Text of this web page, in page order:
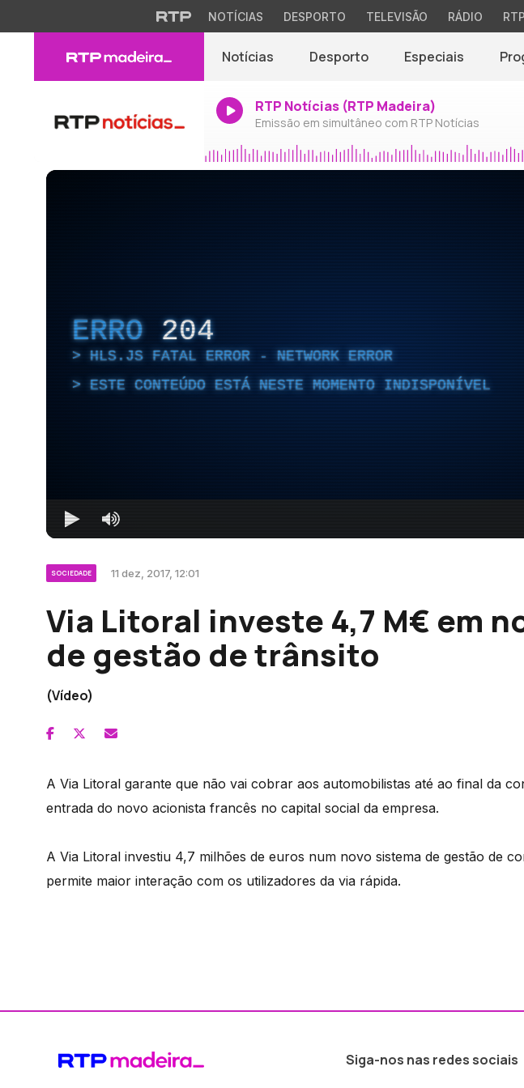
NOTÍCIAS DESPORTO TELEVISÃO RÁDIO
Notícias Desporto Especiais
RTP Notícias (RTP Madeira)
Emissão em simultâneo com RTP Notícias
ERRO 204
HLS.JS FATAL ERROR - NETWORK ERROR
ESTE CONTEÚDO ESTÁ NESTE MOMENTO INDISPONÍVEL
SOCIEDADE 11 dez, 2017, 12:01
Via Litoral investe 4,7 M€ em
de gestão de trânsito
(Vídeo)
A Via Litoral garante que não vai cobrar aos automobilistas até ao final da
entrada do novo acionista francês no capital social da empresa.
A Via Litoral investiu 4,7 milhões de euros num novo sistema de gestão de
permite maior interação com os utilizadores da via rápida.
Siga-nos nas redes sociais